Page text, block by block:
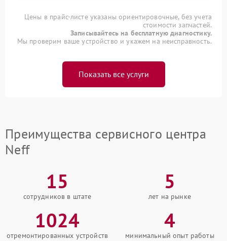
Цены в прайс-листе указаны ориентировочные, без учета
стоимости запчастей.
Записывайтесь на бесплатную диагностику.
Мы проверим ваше устройство и укажем на неисправность.
Показать все услуги
Преимущества сервисного центра
Neff
15
сотрудников в штате
5
лет на рынке
1024
отремонтированных устройств
4
минимальный опыт работы